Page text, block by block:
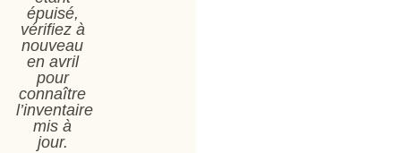
épuisé,
vérifiez à
nouveau
en avril
pour
connaître
l’inventaire
mis à
jour.